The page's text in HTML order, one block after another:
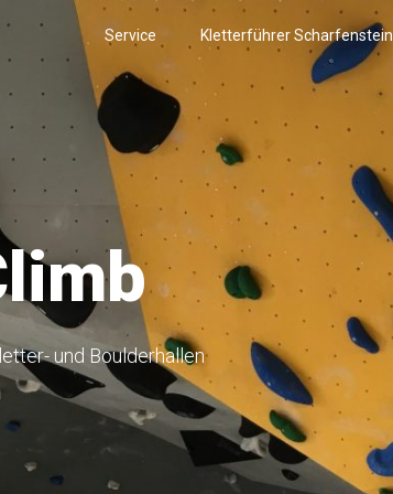
Service Kletterführer Scharfenstein
und Boulderhallen